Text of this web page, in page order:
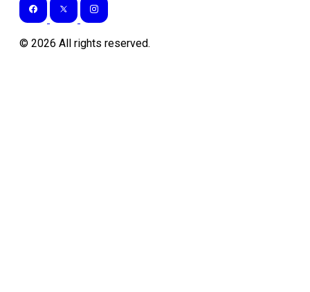
© 2026 All rights reserved.